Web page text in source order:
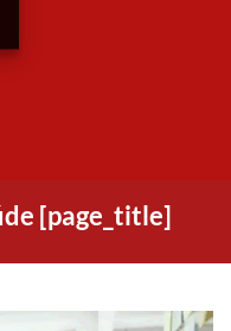
[page_title]